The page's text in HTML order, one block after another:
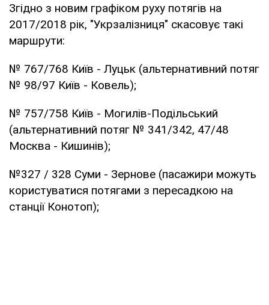
Згідно з новим графіком руху потягів на
2017/2018 рік, "Укрзалізниця" скасовує такі
маршрути:
№ 767/768 Київ - Луцьк (альтернативний потяг
№ 98/97 Київ - Ковель);
№ 757/758 Київ - Могилів-Подільський
(альтернативний потяг № 341/342, 47/48
Москва - Кишинів);
№327 / 328 Суми - Зернове (пасажири можуть
користуватися потягами з пересадкою на
станції Конотоп);